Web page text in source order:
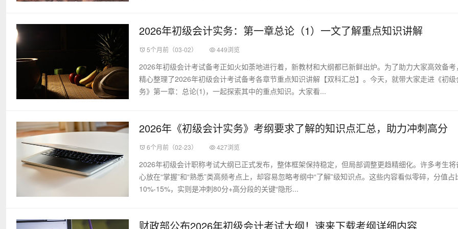
2026年初级会计实务：第一章总论（1）一文了解重点知识讲解
5个月前（03-02） 449浏览
2026年初级会计考试备考正如火如荼地进行着，新教材和大纲都已新鲜出炉。为了助力大家高效备考
精心整理了2026年初级会计考试备考各章节重点知识讲解【双科汇总】。今天，就带大家走进《初级
务》第一章：总论(1)，一起探索其中的重点知识。大家看...
2026年《初级会计实务》考纲要求了解的知识点汇总，助力冲刺高分
6个月前（02-23） 427浏览
2026年初级会计职称考试大纲已正式发布，整体框架保持稳定，但局部调整更趋精细化。许多考生将
心放在“掌握”和“熟悉”类高频考点上，却容易忽略考纲中“了解”级知识点。这些内容看似零碎，分值占
10%-15%，实则是冲刺80分+高分段的关键“隐形...
财政部公布2026年初级会计考试大纲！速来下载考纲详细内容